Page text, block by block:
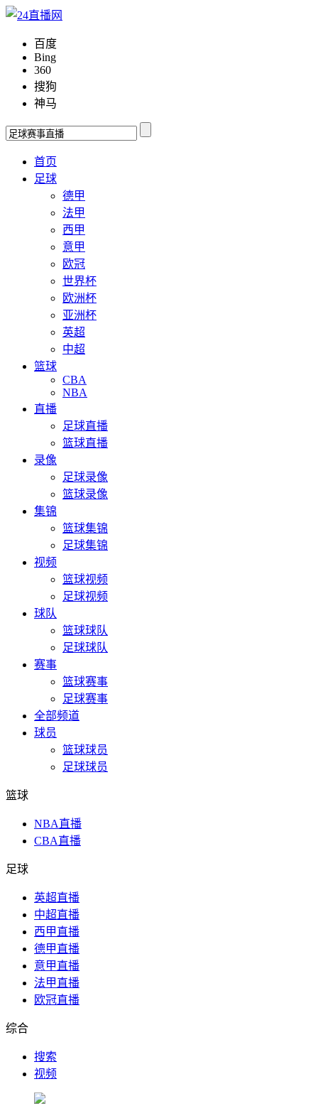
百度
Bing
360
搜狗
神马
首页
足球
德甲
法甲
西甲
意甲
欧冠
世界杯
欧洲杯
亚洲杯
英超
中超
篮球
CBA
NBA
直播
足球直播
篮球直播
录像
足球录像
篮球录像
集锦
篮球集锦
足球集锦
视频
篮球视频
足球视频
球队
篮球球队
足球球队
赛事
篮球赛事
足球赛事
全部频道
球员
篮球球员
足球球员
篮球
NBA直播
CBA直播
足球
英超直播
中超直播
西甲直播
德甲直播
意甲直播
法甲直播
欧冠直播
综合
搜索
视频